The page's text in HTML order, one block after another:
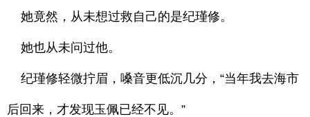
她竟然，从未想过救自己的是纪瑾修。
她也从未问过他。
纪瑾修轻微拧眉，嗓音更低沉几分，“当年我去海市
后回来，才发现玉佩已经不见。”